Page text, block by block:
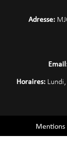
Adresse:
Horaires:
Mentions